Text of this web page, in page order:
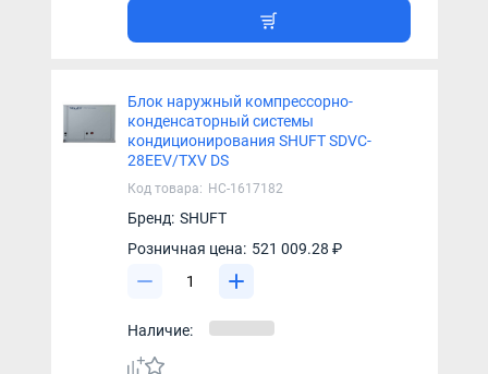
Блок наружный компрессорно-
конденсаторный системы
кондиционирования SHUFT SDVC-
28EEV/TXV DS
Код товара: НС-1617182
Бренд: SHUFT
Розничная цена: 521 009.28 ₽
Наличие: